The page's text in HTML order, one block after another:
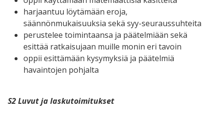
harjaantuu löytämään eroja,
säännönmukaisuuksia sekä syy-seuraussuhteita
perustelee toimintaansa ja päätelmiään sekä
esittää ratkaisujaan muille monin eri tavoin
oppii esittämään kysymyksiä ja päätelmiä
havaintojen pohjalta
S2 Luvut ja laskutoimitukset